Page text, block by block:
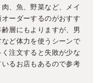
、魚、野菜など、メイ
ーダーするのがおすす
層にもよりますが、男
ど体力を使うシーンで
注文すると失敗が少な
るお店もあるので参考